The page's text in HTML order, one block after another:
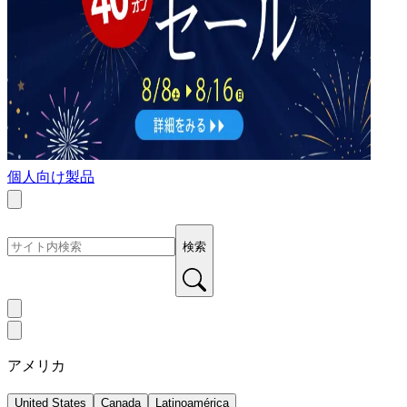
個人向け製品
検索
アメリカ
United States Canada Latinoamérica